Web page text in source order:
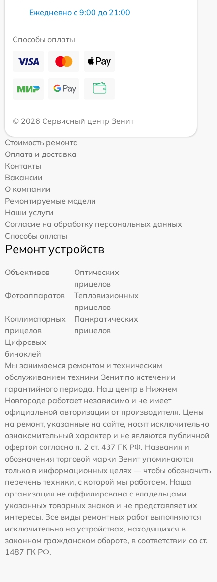
Ежедневно с 9:00 до 21:00
Способы оплаты
© 2026 Сервисный центр Зенит
Стоимость ремонта
Оплата и доставка
Контакты
Вакансии
О компании
Ремонтируемые модели
Наши услуги
Согласие на обработку персональных данных
Способы оплаты
Ремонт устройств
Объективов
Оптических
прицелов
Фотоаппаратов
Тепловизионных
прицелов
Коллиматорных
прицелов
Панкратических
прицелов
Цифровых
биноклей
Мы занимаемся ремонтом и техническим
обслуживанием техники Зенит по истечении
гарантийного периода. Наш центр в Нижнем
Новгороде работает независимо и не имеет
официальной авторизации от производителя. Цены
на ремонт, указанные на сайте, носят исключительно
ознакомительный характер и не являются публичной
офертой согласно п. 2 ст. 437 ГК РФ. Названия и
обозначения торговой марки Зенит упоминаются
только в информационных целях — чтобы обозначить
перечень техники, с которой мы работаем. Наша
организация не аффилирована с владельцами
указанных товарных знаков и не представляет их
интересы. Все виды ремонтных работ выполняются
исключительно на устройствах, находящихся в
законном гражданском обороте, в соответствии со ст.
1487 ГК РФ.